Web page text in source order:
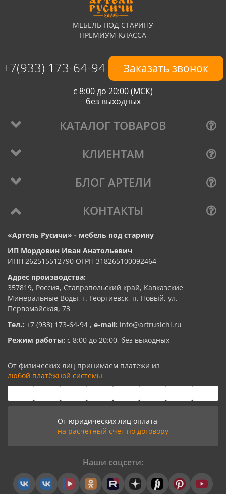
МЕБЕЛЬ ПОД СТАРИНУ
ПРЕМИУМ-КЛАССА
+7(933) 173-64-94 Заказать звонок
с 8:00 до 20:00 (МСК)
без выходных
КАТАЛОГ ТОВАРОВ
КЛИЕНТАМ
БЛОГ АРТЕЛИ
КОНТАКТЫ
«Артель Русичи» - мебель под старину
ИП Мордовин Иван Анатольевич
ИНН 262515512790 ОГРН 318265100092464
Адрес производства:
357819, Россия, Ставропольский край, Кавказские
Минеральные Воды, г. Георгиевск, п. Новый, ул.
Первомайская, 73
Тел.: +7 (933) 173-64-94 , e-mail: info@artrusichi.ru
Режим работы: с 8:00 до 20:00, без выходных
От физических лиц принимаем платежи из
любой платёжной системы
От юридических лиц оплата
на расчетный счет по договору
Наши соцсети: